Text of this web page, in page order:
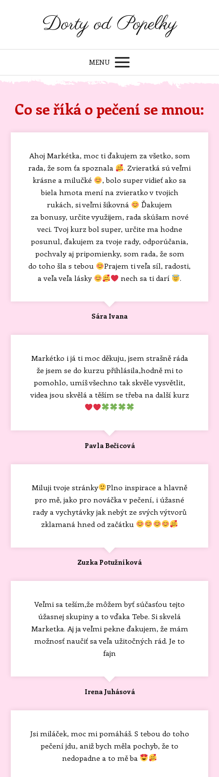
Dorty od Popelky
MENU
Co se říká o pečení se mnou:
Ahoj Markétka, moc ti ďakujem za všetko, som
rada, že som ťa spoznala
. Zvieratká sú veľmi
krásne a milučké
, bolo super vidieť ako sa
biela hmota mení na zvieratko v tvojich
rukách, si veľmi šikovná
Ďakujem
za bonusy, určite využijem, rada skúšam nové
veci. Tvoj kurz bol super, určite ma hodne
posunul, ďakujem za tvoje rady, odporúčania,
pochvaly aj pripomienky, som rada, že som
do toho šla s tebou
Prajem ti veľa síl, radosti,
a veľa veľa lásky
nech sa ti darí .
Sára Ivana
Markétko i já ti moc děkuju, jsem strašně ráda
že jsem se do kurzu přihlásila,hodně mi to
pomohlo, umíš všechno tak skvěle vysvětlit,
videa jsou skvělá a těším se třeba na další kurz
Pavla Bečicová
Miluji tvoje stránky
Plno inspirace a hlavně
pro mě, jako pro nováčka v pečení, i úžasné
rady a vychytávky jak nebýt ze svých výtvorů
zklamaná hned od začátku
Zuzka Potužníková
Veľmi sa teším,že môžem byť súčasťou tejto
úžasnej skupiny a to vďaka Tebe. Si skvelá
Marketka. Aj ja veľmi pekne ďakujem, že mám
možnosť naučiť sa veľa užitočných rád. Je to
fajn
Irena Juhásová
Jsi miláček, moc mi pomáháš. S tebou do toho
pečení jdu, aniž bych měla pochyb, že to
nedopadne a to mě ba